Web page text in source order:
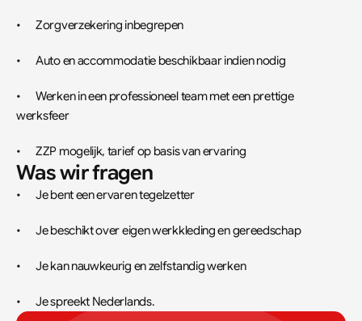
•	Zorgverzekering inbegrepen
•	Auto en accommodatie beschikbaar indien nodig
•	Werken in een professioneel team met een prettige
werksfeer
•	ZZP mogelijk, tarief op basis van ervaring
Was wir fragen
•	Je bent een ervaren tegelzetter
•	Je beschikt over eigen werkkleding en gereedschap
•	Je kan nauwkeurig en zelfstandig werken
•	Je spreekt Nederlands.